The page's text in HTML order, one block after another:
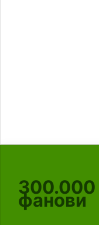
300.000
фанови